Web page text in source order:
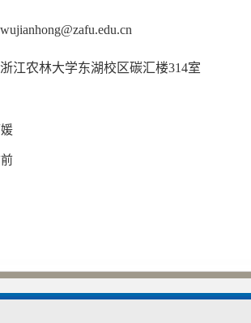
wujianhong@zafu.edu.cn
江农林大学东湖校区碳汇楼314室